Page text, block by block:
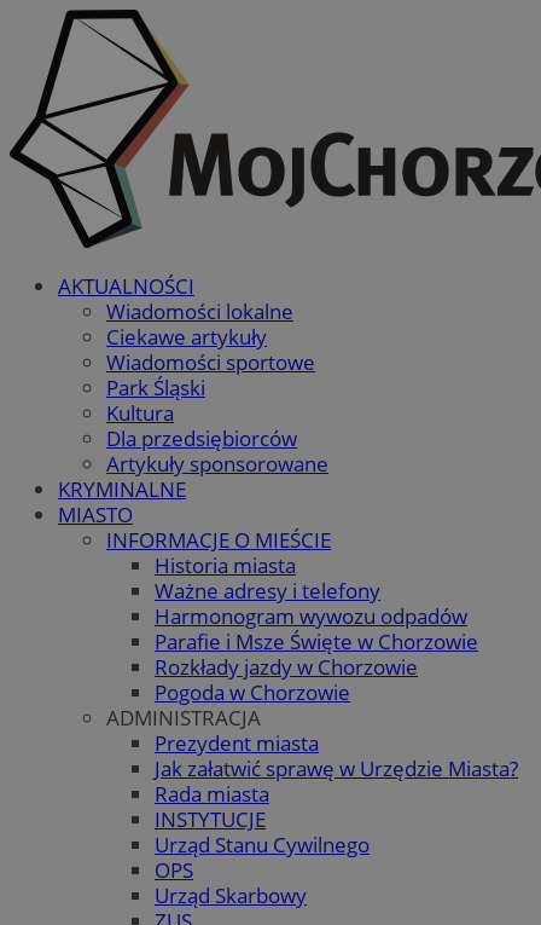
AKTUALNOŚCI
Wiadomości lokalne
Ciekawe artykuły
Wiadomości sportowe
Park Śląski
Kultura
Dla przedsiębiorców
Artykuły sponsorowane
KRYMINALNE
MIASTO
INFORMACJE O MIEŚCIE
Historia miasta
Ważne adresy i telefony
Harmonogram wywozu odpadów
Parafie i Msze Święte w Chorzowie
Rozkłady jazdy w Chorzowie
Pogoda w Chorzowie
ADMINISTRACJA
Prezydent miasta
Jak załatwić sprawę w Urzędzie Miasta?
Rada miasta
INSTYTUCJE
Urząd Stanu Cywilnego
OPS
Urząd Skarbowy